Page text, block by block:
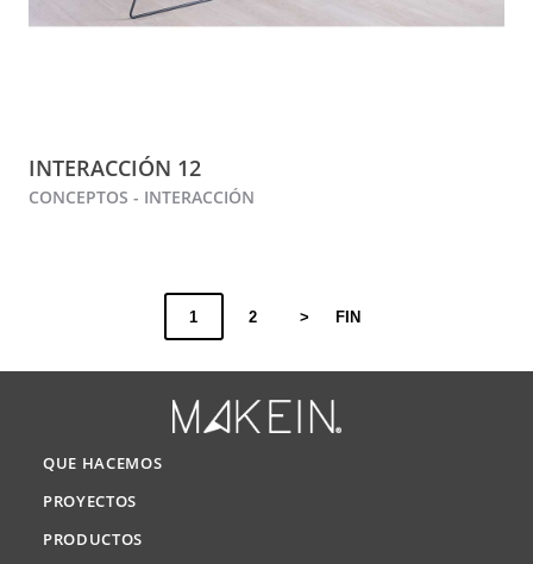
INTERACCIÓN 12
CONCEPTOS - INTERACCIÓN
1 2 > FIN
QUE HACEMOS
PROYECTOS
PRODUCTOS